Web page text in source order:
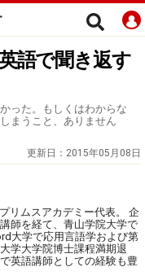
語で聞き返す
った。もしくはわからな
まうこと、ありません
更新日： 2015年05月08日
リムスアカデミー代表。 企
師を経て、青山学院大学で
大学で応用言語学および第
学大学院博士課程満期退
英語講師としての経験も豊